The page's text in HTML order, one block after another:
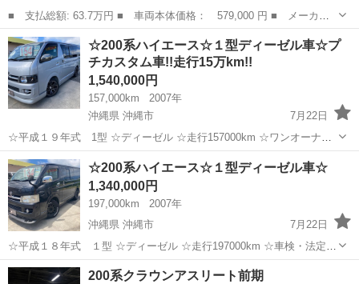
■ 支払総額: 63.7万円 ■ 車両本体価格： 579,000 円 ■ メーカー
名： ダイハツ ■ 車種名： ミラジーノ ■ グレード名： ミニラ
イトスペシャル 最終型２眼メーター 最終クリアフォグ＆最終グリ
ル ミニライ...
福岡 古賀市 ミラジーノ
☆200系ハイエース☆１型ディーゼル車☆プ
チカスタム車!!走行15万km!!
1,540,000円
157,000km
2007年
沖縄県 沖縄市
7月22日
☆平成１９年式 1型 ☆ディーゼル ☆走行157000km ☆ワンオーナー
☆社外アルミホイル ☆その他プチカスタム車!! ☆車検・法定点検整備
コミ!! ☆1年ロング保証 ☆その他カスタム相談できます! ⚠...
沖縄 沖縄市 トヨタ 200系
☆200系ハイエース☆１型ディーゼル車☆
1,340,000円
197,000km
2007年
沖縄県 沖縄市
7月22日
☆平成１８年式 １型 ☆ディーゼル ☆走行197000km ☆車検・法定点
検整備コミ ☆1年ロング保証!! ☆その他カスタム相談できます!! ⚠️キャ
沖縄 沖縄市 トヨタ 200系
200系クラウンアスリート前期